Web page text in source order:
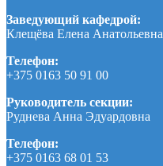
Заведующий кафедрой:
Клещёва Елена Анатольевна
Телефон:
+375 0163 50 91 00
Руководитель секции:
Руднева Анна Эдуардовна
Телефон:
+375 0163 68 01 53